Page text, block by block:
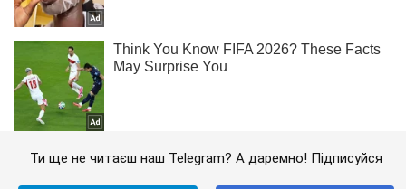
Ти ще не читаєш наш Telegram? А даремно! Підписуйся